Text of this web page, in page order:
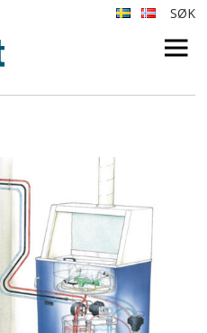
×
SØK